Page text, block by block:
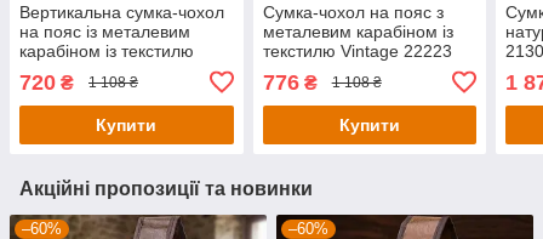
Вертикальна сумка-чохол
на пояс із металевим
карабіном із текстилю
720 ₴ 1 108 ₴
Купити
Сумка-чохол на пояс з
металевим карабіном із
текстилю Vintage 22223
776₴ 1 108 ₴
Купити
1
Акційні пропозиції та новинки
–60% –60%